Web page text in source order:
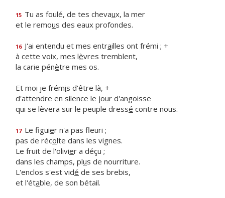
15 Tu as foulé, de tes chevaux, la mer
et le remous des eaux profondes.
16 J'ai entendu et mes entrailles ont frémi ; +
à cette voix, mes lèvres tremblent,
la carie pénètre mes os.
Et moi je frémis d'être là, +
d'attendre en silence le jour d'angoisse
qui se lèvera sur le peuple dressé contre nous.
17 Le figuier n'a pas fleuri ;
pas de récolte dans les vignes.
Le fruit de l'olivier a déçu ;
dans les champs, plus de nourriture.
L'enclos s'est vidé de ses brebis,
et l'étable, de son bétail.